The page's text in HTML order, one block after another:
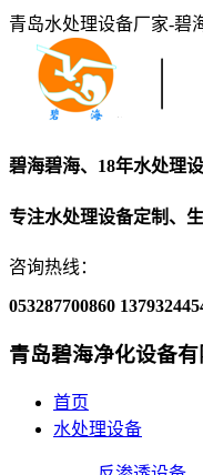
青岛水处理设备厂家-碧
碧海碧海、18年水处理
专注水处理设备定制、
咨询热线：
053287700860
青岛碧海净化设备有
首页
水处理设备